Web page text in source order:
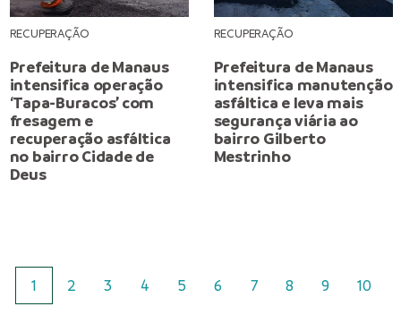
RECUPERAÇÃO
Prefeitura de Manaus
intensifica operação
‘Tapa-Buracos’ com
fresagem e
recuperação asfáltica
no bairro Cidade de
Deus
RECUPERAÇÃO
Prefeitura de Manaus
intensifica manutenção
asfáltica e leva mais
segurança viária ao
bairro Gilberto
Mestrinho
1 2 3 4 5 6 7 8 9 10